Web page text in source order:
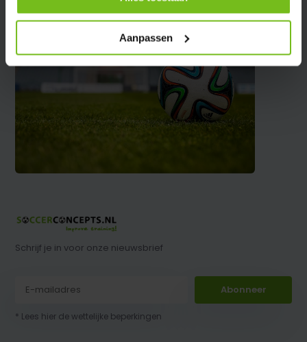
Aanpassen
Schrijf je in voor onze nieuwsbrief
Abonneer
* Lees hier de wettelijke beperkingen